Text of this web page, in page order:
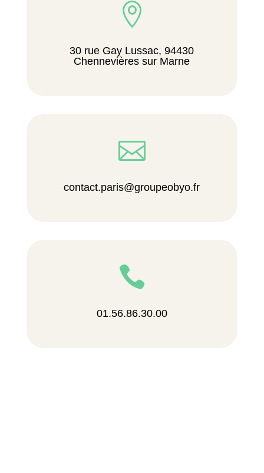

30 rue Gay Lussac, 94430
Chennevières sur Marne

contact.paris@groupeobyo.fr

01.56.86.30.00